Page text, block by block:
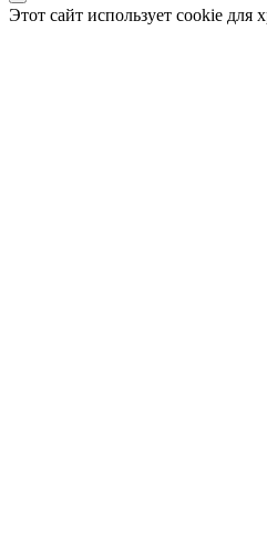
Этот сайт использует cookie для